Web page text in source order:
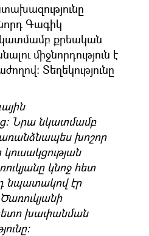
Գագիկ
նկատմամբ քրեական
միջնորդություն է
Տեղեկությունը
Նրա նկատմամբ
խոշոր
կնոջ հետ
նպատակով էր
խափանման